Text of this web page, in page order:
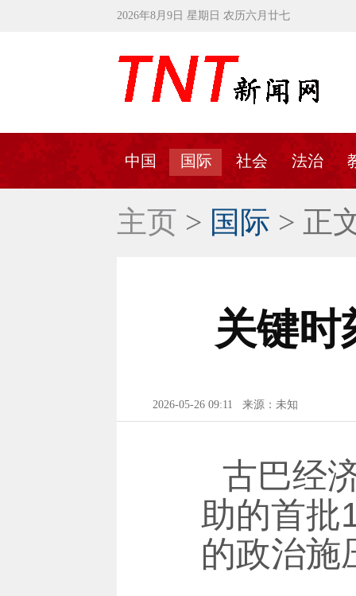
2026年8月9日 星期日 农历六月廿七
中国 国际 社会 法治
主页 > 国际 > 正
关键时
2026-05-26 09:11 来源：未知
古巴经
助的首批
的政治施